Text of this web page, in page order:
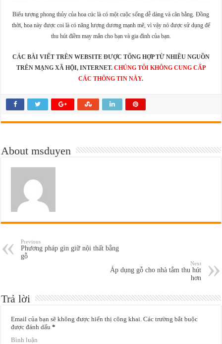
Biểu tượng phong thủy của hoa cúc là có một cuộc sống dễ dàng và cân bằng. Đồng
thời, hoa này được coi là có năng lượng dương mạnh mẽ, vì vậy nó được sử dụng để
thu hút điềm may mắn cho bạn và gia đình của bạn.
CÁC BÀI VIẾT TRÊN WEBSITE ĐƯỢC TỔNG HỢP TỪ NHIỀU NGUỒN
TRÊN MẠNG XÃ HỘI, INTERNET. CHÚNG TÔI KHÔNG CUNG CẤP
CÁC THÔNG TIN NÀY.
About msduyen
Previous
Phương pháp gìn giữ nội thất bằng
gỗ
Next
Áp dụng gỗ cho nhà tắm thu hút
hơn
Trả lời
Email của bạn sẽ không được hiển thị công khai. Các trường bắt buộc
được đánh dấu*
Bình luận